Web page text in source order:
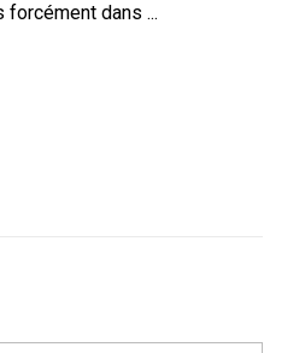
forcément dans ...